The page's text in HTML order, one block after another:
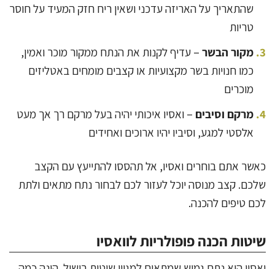
שהתאריך על האריזה עדכני ושאין ריח חזק המעיד על חוסר
טריות
מקור הבשר – עדיף לקנות את הנתח ממקור מוכר ואמין,
כמו חנויות בשר מקצועיות או קצבים מומחים באטליזים
מוכרים
מרקם וסיבים – ואסיו איכותי יהיה בעל מרקם רך אך מעט
אלסטי למגע, וסיביו יהיו ארוכים ואחידים
כאשר אתם בוחרים ואסיו, אל תהססו להתייעץ עם הקצב
שלכם. קצב מנוסה יוכל לעזור לכם לבחור נתח מתאים ולתת
לכם טיפים להכנה.
שיטות הכנה פופולריות לוואסיו